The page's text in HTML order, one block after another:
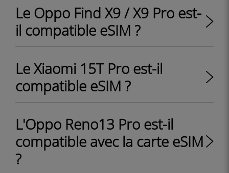
Le Oppo Find X9 / X9 Pro est-
il compatible eSIM ?
Le Xiaomi 15T Pro est-il
compatible eSIM ?
L'Oppo Reno13 Pro est-il
compatible avec la carte eSIM
?